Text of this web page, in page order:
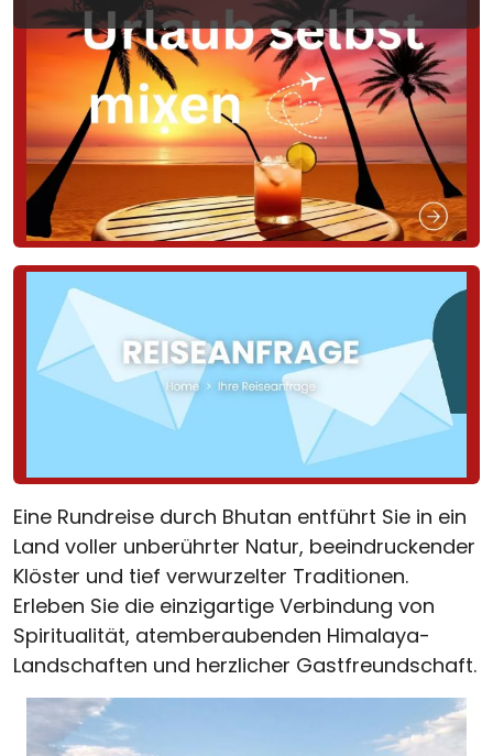
Eine Rundreise durch Bhutan entführt Sie in ein
Land voller unberührter Natur, beeindruckender
Klöster und tief verwurzelter Traditionen.
Erleben Sie die einzigartige Verbindung von
Spiritualität, atemberaubenden Himalaya-
Landschaften und herzlicher Gastfreundschaft.